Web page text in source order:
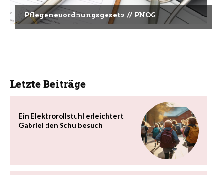
Pflegeneuordnungsgesetz // PNOG
Letzte Beiträge
Ein Elektrorollstuhl erleichtert
Gabriel den Schulbesuch